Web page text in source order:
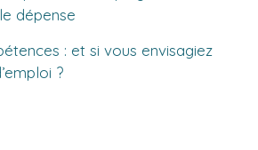
dépense
: et si vous envisagiez
?